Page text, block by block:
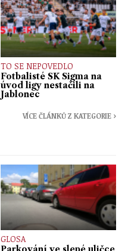
TO SE NEPOVEDLO
Fotbalisté SK Sigma na
úvod ligy nestačili na
Jablonec
VÍCE ČLÁNKŮ Z KATEGORIE ›
GLOSA